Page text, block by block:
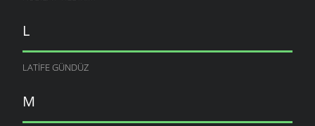
L
LATIFE GÜNDÜZ
M